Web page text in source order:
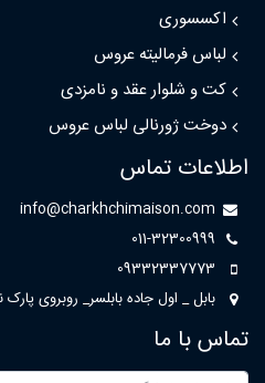
اکسسوری
لباس فرمالیته عروس
کت و شلوار عقد و نامزدی
دوخت ژورنالی لباس عروس
اطلاعات تماس
info@charkhchimaison.com
011-32300999
09332337773
بابل _ اول جاده بابلسر_ روبروی
تماس با ما